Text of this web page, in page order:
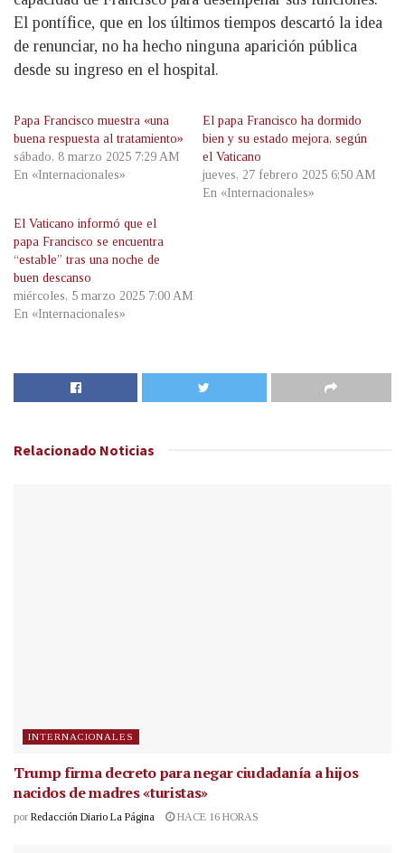
El pontífice, que en los últimos tiempos descartó la idea
de renunciar, no ha hecho ninguna aparición pública
desde su ingreso en el hospital.
Papa Francisco muestra «una
buena respuesta al tratamiento»
sábado, 8 marzo 2025 7:29 AM
En «Internacionales»
El papa Francisco ha dormido
bien y su estado mejora, según
el Vaticano
jueves, 27 febrero 2025 6:50 AM
En «Internacionales»
El Vaticano informó que el
papa Francisco se encuentra
“estable” tras una noche de
buen descanso
miércoles, 5 marzo 2025 7:00 AM
En «Internacionales»
Relacionado Noticias
INTERNACIONALES
Trump firma decreto para negar ciudadanía a hijos
nacidos de madres «turistas»
por Redacción Diario La Página HACE 16 HORAS